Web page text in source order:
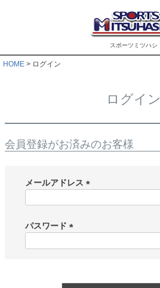
スポーツミツハシ
HOME ログイン
ログイン
会員登録がお済みのお客様
メールアドレス
)
パスワード